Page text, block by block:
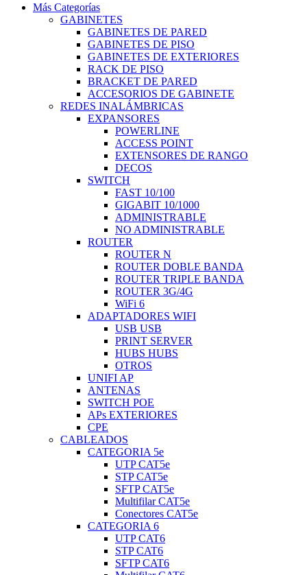
Más Categorías
GABINETES
GABINETES DE PARED
GABINETES DE PISO
GABINETES DE EXTERIORES
RACK DE PISO
BRACKET DE PARED
ACCESORIOS DE GABINETE
REDES INALÁMBRICAS
EXPANSORES
POWERLINE
ACCESS POINT
EXTENSORES DE RANGO
DECOS
SWITCH
FAST 10/100
GIGABIT 10/1000
ADMINISTRABLE
NO ADMINISTRABLE
ROUTER
ROUTER N
ROUTER DOBLE BANDA
ROUTER TRIPLE BANDA
ROUTER 3G/4G
WiFi 6
ADAPTADORES WIFI
USB USB
PRINT SERVER
HUBS HUBS
OTROS
UNIFI AP
ANTENAS
SWITCH POE
APs EXTERIORES
CPE
CABLEADOS
CATEGORIA 5e
UTP CAT5e
STP CAT5e
SFTP CAT5e
Multifilar CAT5e
Conectores CAT5e
CATEGORIA 6
UTP CAT6
STP CAT6
SFTP CAT6